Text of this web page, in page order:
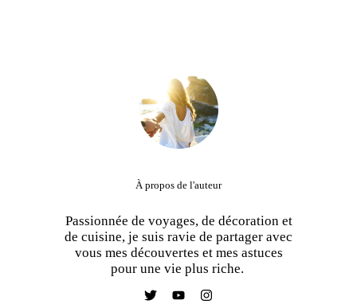
À propos de l'auteur
Passionnée de voyages, de décoration et
de cuisine, je suis ravie de partager avec
vous mes découvertes et mes astuces
pour une vie plus riche.